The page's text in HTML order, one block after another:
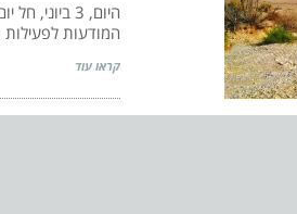
היום, 3
המודעות
קראו עוד